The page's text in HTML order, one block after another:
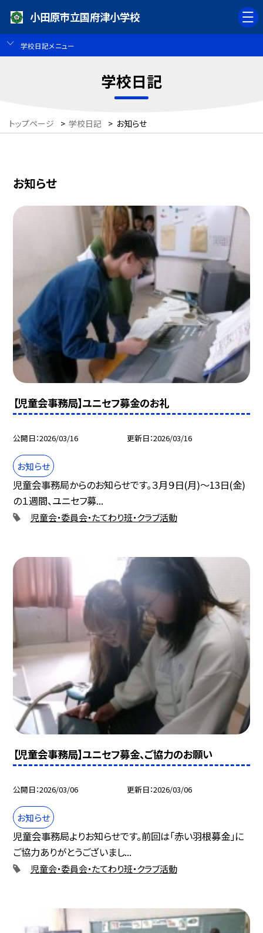
小田原市立国府津小学校
学校日記メニュー
学校日記
トップページ > 学校日記 > お知らせ
お知らせ
【児童会事務局】ユニセフ募金のお礼
公開日 2026/03/16 更新日 2026/03/16
お知らせ
児童会事務局からのお知らせです。３月９日(月)～13日(金)
の１週間、ユニセフ募...
児童会・委員会・たてわり班・クラブ活動
【児童会事務局】ユニセフ募金、ご協力のお願い
公開日 2026/03/06 更新日 2026/03/06
お知らせ
児童会事務局よりお知らせです。前回は「赤い羽根募金」に
ご協力ありがとうございまし...
児童会・委員会・たてわり班・クラブ活動